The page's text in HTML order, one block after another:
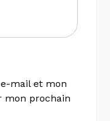
mail et mon
mon prochain